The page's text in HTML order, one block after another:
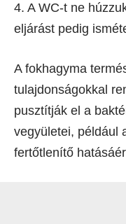
4. A WC-t ne
eljárást pedig
A fokhagyma
tulajdonságokkal
pusztítják el a
vegyületei, például
fertőtlenítő